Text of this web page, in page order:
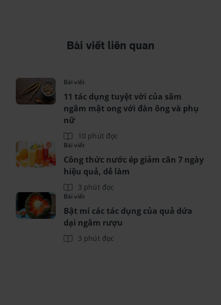
Bài viết liên quan
Bài viết
11 tác dụng tuyệt vời của sâm
ngâm mật ong với đàn ông và phụ
nữ
10 phút đọc
Bài viết
Công thức nước ép giảm cân 7 ngày
hiệu quả, dễ làm
3 phút đọc
Bài viết
Bật mí các tác dụng của quả dứa
dại ngâm rượu
3 phút đọc